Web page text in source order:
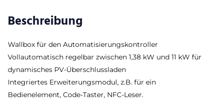
Beschreibung
Wallbox für den Automatisierungskontroller
Vollautomatisch regelbar zwischen 1,38 kW und 11 kW für
dynamisches PV-Überschlussladen
Integriertes Erweiterungsmodul, z.B. für ein
Bedienelement, Code-Taster, NFC-Leser.